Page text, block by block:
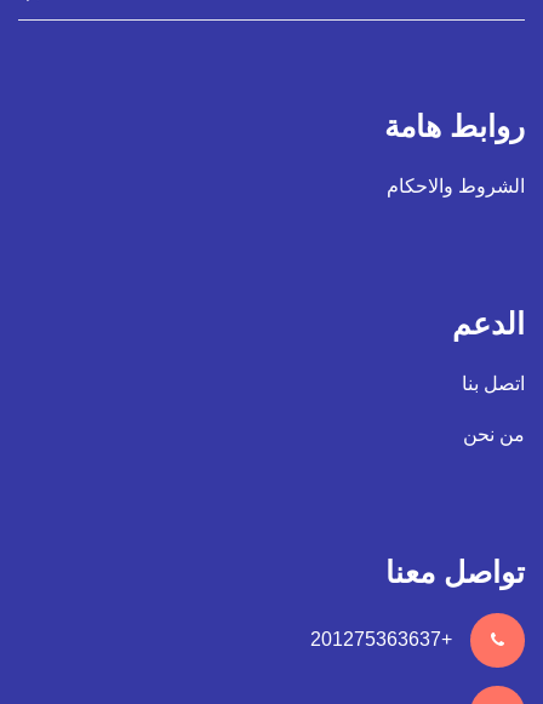
روابط هامة
الشروط والاحكام
الدعم
اتصل بنا
من نحن
تواصل معنا
+201275363637